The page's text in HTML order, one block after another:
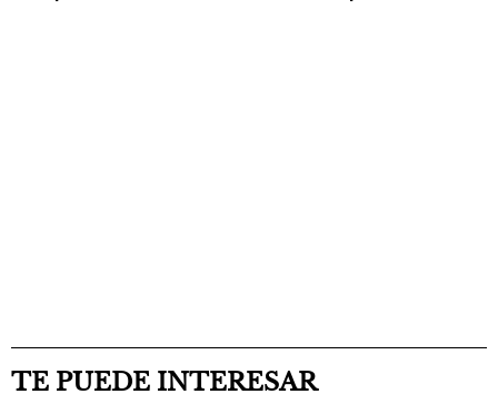
TE PUEDE INTERESAR